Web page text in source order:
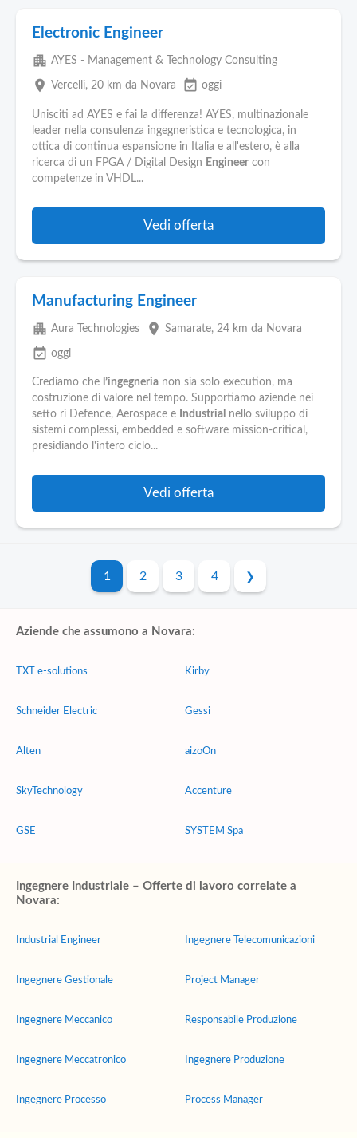
Electronic Engineer
apartment AYES - Management & Technology Consulting
place Vercelli, 20 km da Novara event_available oggi
Unisciti ad AYES e fai la differenza! AYES, multinazionale
leader nella consulenza ingegneristica e tecnologica, in
ottica di continua espansione in Italia e all'estero, è alla
ricerca di un FPGA / Digital Design Engineer con
competenze in VHDL...
Vedi offerta
Manufacturing Engineer
apartment Aura Technologies place Samarate, 24 km da Novara
event_available oggi
Crediamo che l’ingegneria non sia solo execution, ma
costruzione di valore nel tempo. Supportiamo aziende nei
setto ri Defence, Aerospace e
Industrial nello sviluppo di
sistemi complessi, embedded e software mission-critical,
presidiando l'intero ciclo...
Vedi offerta
1 2 3 4
Aziende che assumono a Novara:
TXT e-solutions
Schneider Electric
Alten
SkyTechnology
GSE
Kirby
Gessi
aizoOn
Accenture
SYSTEM Spa
Ingegnere Industriale – Offerte di lavoro correlate a
Novara:
Industrial Engineer
Ingegnere Gestionale
Ingegnere Meccanico
Ingegnere Meccatronico
Ingegnere Processo
Ingegnere Telecomunicazioni
Project Manager
Responsabile Produzione
Ingegnere Produzione
Process Manager